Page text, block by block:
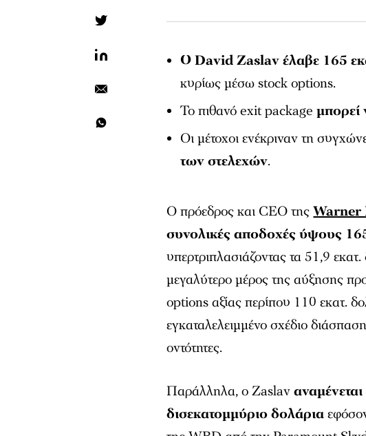
Ο David Zaslav έλαβε 165
κυρίως μέσω stock options.
Το πιθανό exit packageμπορεί
Οι μέτοχοι ενέκριναν τη
των στελεχών.
Ο πρόεδρος και CEO τηςWarner
συνολικές αποδοχές ύψους
υπερτριπλασιάζοντας τα 51,9
μεγαλύτερο μέρος της αύξησης
options αξίας περίπου 110 εκατ.
εγκαταλελειμμένο σχέδιο
οντότητες.
Παράλληλα, ο Zaslav
δισεκατομμύριο δολάρια